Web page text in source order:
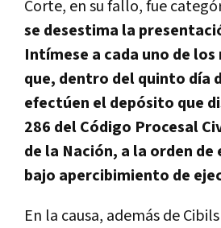
Corte, en su fallo, fue
se desestima la
Intímese a cada uno de
que, dentro del quinto día
efectúen el depósito que
286 del Código Procesal
de la Nación, a la orden
bajo apercibimiento de
En la causa, además de